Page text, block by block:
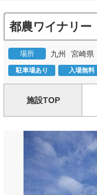
都農ワイナリー
場所 九州 宮崎県
駐車場あり 入場無料
施設TOP